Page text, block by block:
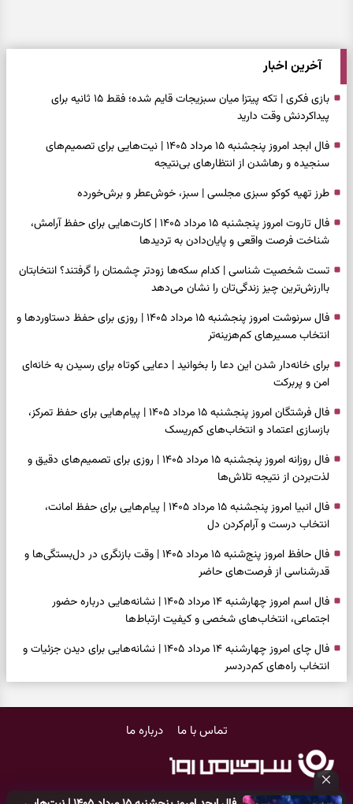
آخرین اخبار
بازی فکری | تکه پیتزا میان سبزیجات قایم شده؛ فقط ۱۵ ثانیه برای
پیداکردنش وقت دارید
فال ابجد امروز پنجشنبه ۱۵ مرداد ۱۴۰۵ | نیت‌هایی برای تصمیم‌های
سنجیده و رهاشدن از انتظارهای بی‌نتیجه
طرز تهیه کوکو سبزی مجلسی | سبز، خوش‌عطر و برش‌خورده
فال تاروت امروز پنجشنبه ۱۵ مرداد ۱۴۰۵ | کارت‌هایی برای حفظ آرامش،
شناخت فرصت واقعی و پایان‌دادن به تردیدها
تست شخصیت شناسی | کدام سکه‌ها زودتر چشمتان را گرفتند؟ انتخابتان
باارزش‌ترین چیز زندگی‌تان را نشان می‌دهد
فال سرنوشت امروز پنجشنبه ۱۵ مرداد ۱۴۰۵ | روزی برای حفظ دستاوردها و
انتخاب مسیرهای کم‌هزینه‌تر
برای خانه‌دار شدن این دعا را بخوانید | دعایی کوتاه برای رسیدن به خانه‌ای
امن و پربرکت
فال فرشتگان امروز پنجشنبه ۱۵ مرداد ۱۴۰۵ | پیام‌هایی برای حفظ تمرکز،
بازسازی اعتماد و انتخاب‌های کم‌ریسک
فال روزانه امروز پنجشنبه ۱۵ مرداد ۱۴۰۵ | روزی برای تصمیم‌های دقیق و
لذت‌بردن از نتیجه تلاش‌ها
فال انبیا امروز پنجشنبه ۱۵ مرداد ۱۴۰۵ | پیام‌هایی برای حفظ امانت،
انتخاب درست و آرام‌کردن دل
فال حافظ امروز پنج‌شنبه ۱۵ مرداد ۱۴۰۵ | وقت بازنگری در دل‌بستگی‌ها و
قدرشناسی از فرصت‌های حاضر
فال اسم امروز چهارشنبه ۱۴ مرداد ۱۴۰۵ | نشانه‌هایی درباره حضور
اجتماعی، انتخاب‌های شخصی و کیفیت ارتباط‌ها
فال چای امروز چهارشنبه ۱۴ مرداد ۱۴۰۵ | نشانه‌هایی برای دیدن جزئیات و
انتخاب راه‌های کم‌دردسر
انتخاب چیزی که ارزش ماندن دارد
تماس با ما درباره ما